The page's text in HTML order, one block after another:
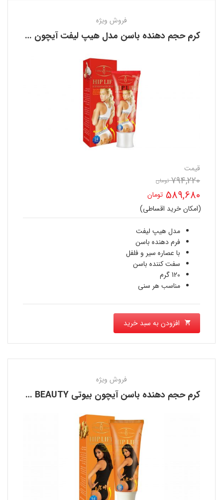
فروش ویژه
کرم حجم دهنده باسن مدل هیپ لیفت آیچون بیوتی AICHUN BEAUTY
قیمت
794,220 تومان
اصلی
794,220 تومان
بود.
589,680 تومان
قیمت
فعلی
589,680 تومان
است.
(امکان خرید اقساطی)
مدل هیپ لیفت
فرم دهنده باسن
با عصاره سیر و فلفل
سفت کننده باسن
120 گرم
مناسب هر سنی
افزودن به سبد خرید
فروش ویژه
کرم حجم دهنده باسن آیچون بیوتی AICHUN BEAUTY